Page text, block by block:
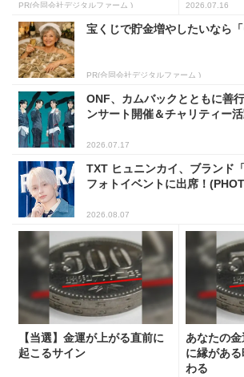
PR(合同会社デジタルファーム ) 2026.07.16
宝くじで貯金増やしたいなら「
PR(合同会社デジタルファーム )
ONF、カムバックとともに善
ンサート開催＆チャリティー
2026.07.17
TXT ヒュニンカイ、ブランド
フォトイベントに出席！
2026.08.07
【当選】金運が上がる直前に
起こるサイン
あなたの
に縁があ
わる